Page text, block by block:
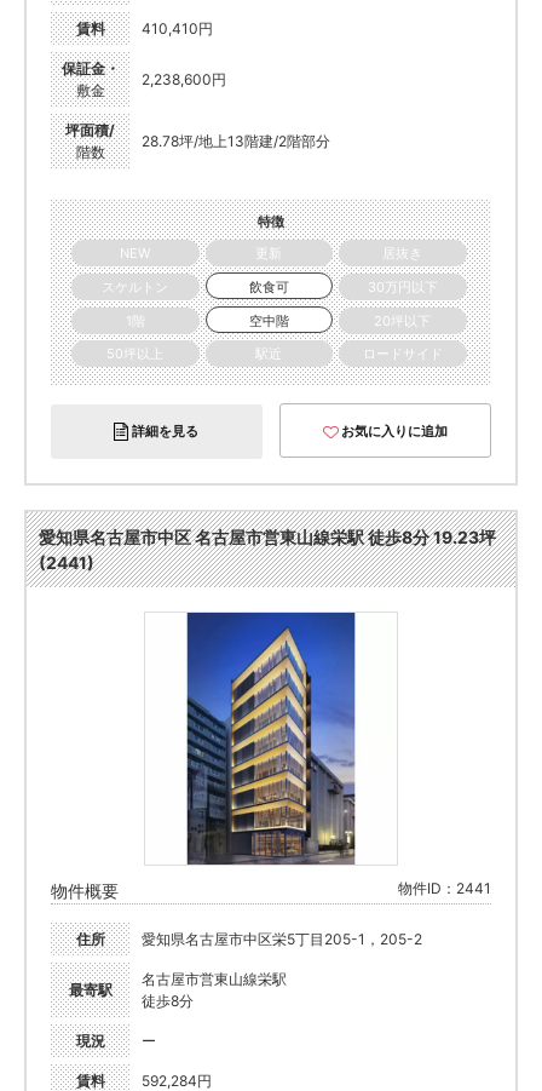
賃料 410,410円
保証金・
敷金
2,238,600円
坪面積/
階数
28.78坪/地上13階建/2階部分
特徴
NEW
更新
居抜き
スケルトン
飲食可
30万円以下
1階
空中階
20坪以下
50坪以上
駅近 ロードサイド
詳細を見る お気に入りに追加
愛知県名古屋市中区 名古屋市営東山線栄駅 徒歩8分 19.23坪
(2441)
物件概要 物件ID：2441
住所 愛知県名古屋市中区栄5丁目205-1，205-2
最寄駅
名古屋市営東山線栄駅
徒歩8分
現況 ー
賃料 592,284円